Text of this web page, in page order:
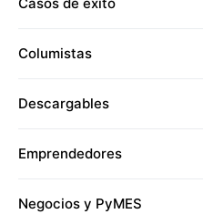
Columistas
Descargables
Emprendedores
Negocios y PyMES